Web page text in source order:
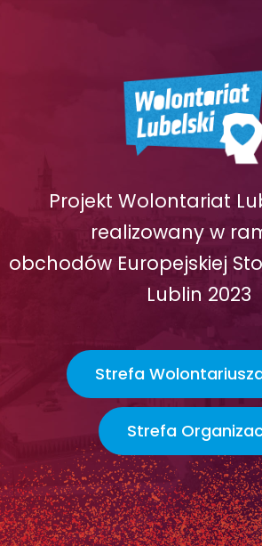
Projekt Wolontariat
realizowany w
obchodów Europejskiej
Lublin 2023
Strefa
Strefa